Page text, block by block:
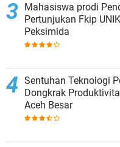
Mahasiswa prodi
Pertunjukan Fkip
Peksimida
Sentuhan Teknologi
Dongkrak
Aceh Besar